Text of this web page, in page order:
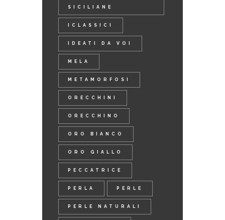
SICILIANE
ICLASSICI
IDEATI DA VOI
MELA
METAMORFOSI
ORECCHINI
ORECCHINO
ORO BIANCO
ORO GIALLO
PECCATRICE
PERLA PERLE
PERLE NATURALI